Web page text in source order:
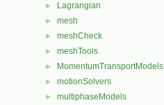
► Lagrangian
► mesh
► meshCheck
► meshTools
► MomentumTransportModels
► motionSolvers
► multiphaseModels